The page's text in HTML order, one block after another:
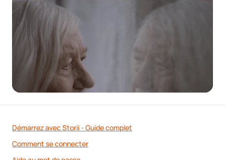
Démarrez avec Storii - Guide complet
Comment se connecter